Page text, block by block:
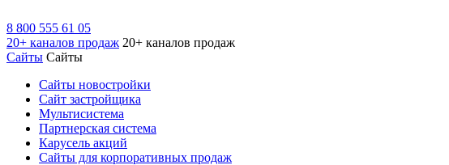
8 800 555 61 05
20+ каналов продаж 20+ каналов продаж
Сайты Сайты
Сайты новостройки
Сайт застройщика
Мультисистема
Партнерская система
Карусель акций
Сайты для корпоративных продаж